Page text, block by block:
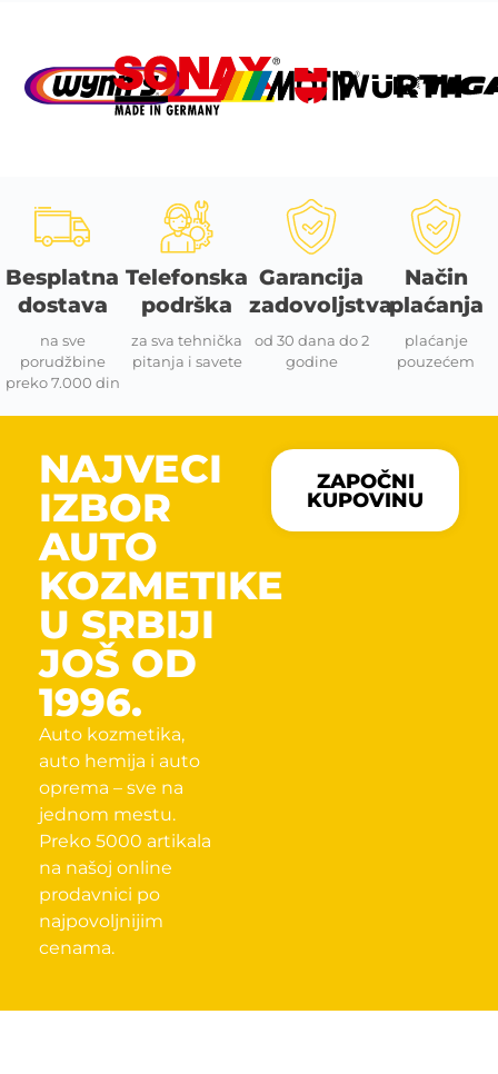
Besplatna
dostava
na sve
porudžbine
preko 7.000 din
Telefonska
podrška
za sva tehnička
pitanja i savete
Garancija
zadovoljstva
od 30 dana do 2
godine
Način
plaćanja
plaćanje
pouzećem
NAJVECI
IZBOR
AUTO
KOZMETIKE
U SRBIJI
JOŠ OD
1996.
Auto kozmetika,
auto hemija i auto
oprema – sve na
jednom mestu.
Preko 5000 artikala
na našoj online
prodavnici po
najpovoljnijim
cenama.
ZAPOČNI
KUPOVINU